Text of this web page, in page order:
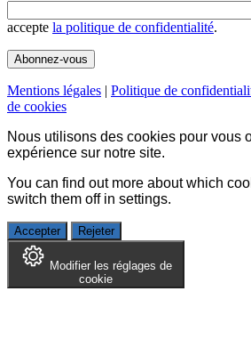
accepte la politique de confidentialité.
Mentions légales | Politique de
de cookies
Nous utilisons des cookies pour vous
expérience sur notre site.
You can find out more about which
switch them off in settings.
Accepter Rejeter
Modifier les réglages de
cookie